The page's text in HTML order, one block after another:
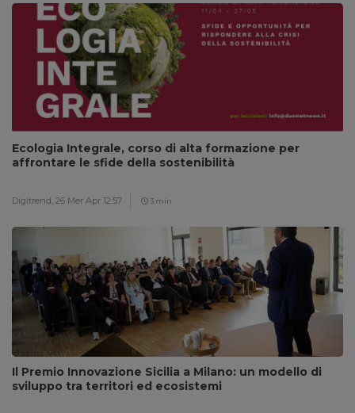
Ecologia Integrale, corso di alta formazione per
affrontare le sfide della sostenibilità
Digitrend, 26 Mer Apr 12:57 3 min
Il Premio Innovazione Sicilia a Milano: un modello di
sviluppo tra territori ed ecosistemi